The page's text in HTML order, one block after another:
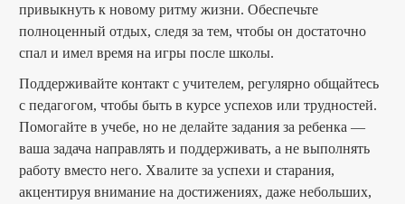
привыкнуть к новому ритму жизни. Обеспечьте
полноценный отдых, следя за тем, чтобы он достаточно
спал и имел время на игры после школы.
Поддерживайте контакт с учителем, регулярно общайтесь
с педагогом, чтобы быть в курсе успехов или трудностей.
Помогайте в учебе, но не делайте задания за ребенка —
ваша задача направлять и поддерживать, а не выполнять
работу вместо него. Хвалите за успехи и старания,
акцентируя внимание на достижениях, даже небольших,